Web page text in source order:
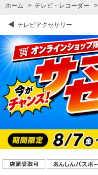
ホーム > テレビ・レコーダー >
テレビアクセサリー